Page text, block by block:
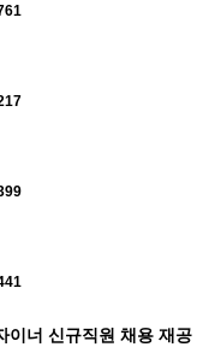
이너 신규직원 채용 재공